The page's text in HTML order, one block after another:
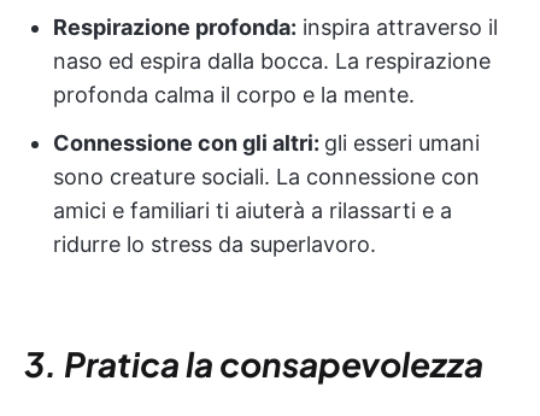
Respirazione profonda: inspira attraverso il
naso ed espira dalla bocca. La respirazione
profonda calma il corpo e la mente.
Connessione con gli altri: gli esseri umani
sono creature sociali. La connessione con
amici e familiari ti aiuterà a rilassarti e a
ridurre lo stress da superlavoro.
3. Pratica la consapevolezza